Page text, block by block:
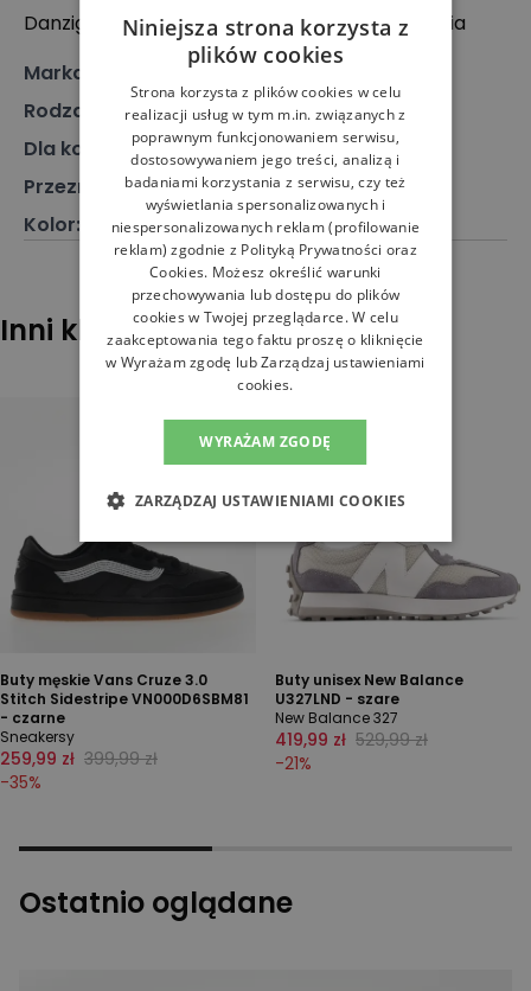
Danzigerkade 165, 1013 AP Amsterdam, Holandia
Marka
Tommy Hilfiger
Rodzaj
Obuwie, Sneakersy
Dla kogo
Dla niego
Przeznaczenie: Buty klasyczne
Kolor: Biały
Inni klienci sprawdzali również
Buty męskie Vans Cruze 3.0
Stitch Sidestripe VN000D6SBM81
- czarne
Sneakersy
259,99 zł 399,99 zł
-35%
Buty unisex New Balance
U327LND - szare
New Balance 327
419,99 zł 529,99 zł
-21%
Ostatnio oglądane
Niniejsza strona korzysta z
plików cookies
Strona korzysta z plików cookies w celu
realizacji usług w tym m.in. związanych z
poprawnym funkcjonowaniem serwisu,
dostosowywaniem jego treści, analizą i
badaniami korzystania z serwisu, czy też
wyświetlania spersonalizowanych i
niespersonalizowanych reklam (profilowanie
reklam) zgodnie z Polityką Prywatności oraz
Cookies. Możesz określić warunki
przechowywania lub dostępu do plików
cookies w Twojej przeglądarce. W celu
zaakceptowania tego faktu proszę o kliknięcie
w Wyrażam zgodę lub Zarządzaj ustawieniami
cookies.
WYRAŻAM ZGODĘ
ZARZĄDZAJ USTAWIENIAMI COOKIES